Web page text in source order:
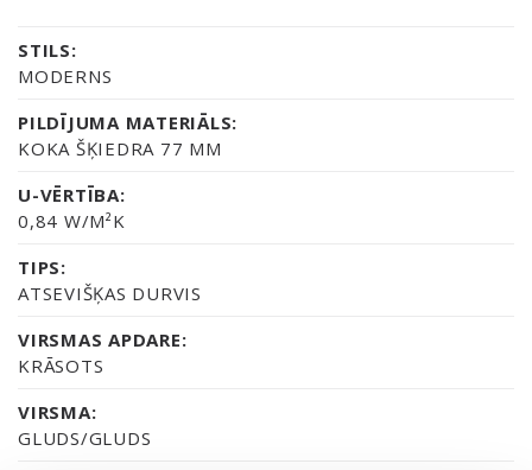
STILS:
MODERNS
PILDĪJUMA MATERIĀLS:
KOKA ŠĶIEDRA 77 MM
U-VĒRTĪBA:
0,84 W/M²K
TIPS:
ATSEVIŠĶAS DURVIS
VIRSMAS APDARE:
KRĀSOTS
VIRSMA:
GLUDS/GLUDS